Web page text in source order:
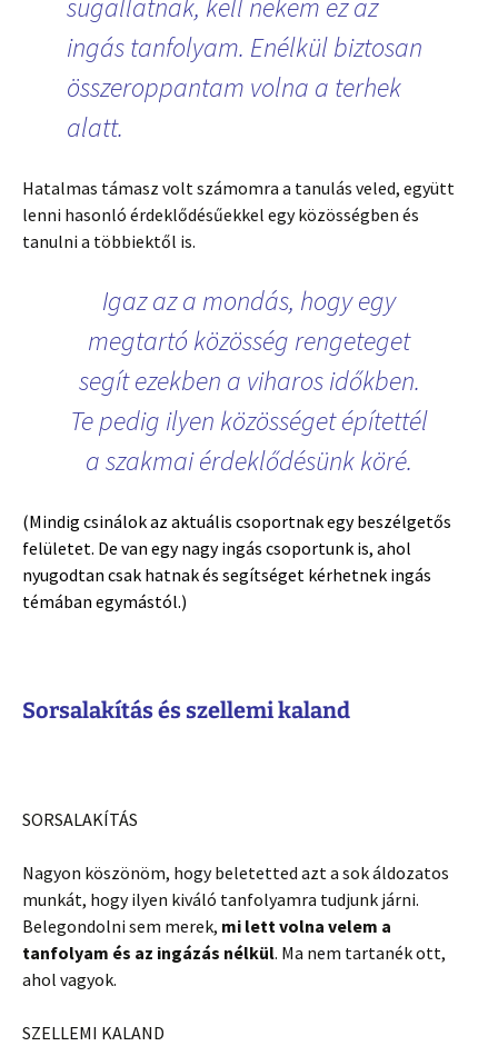
sugallatnak, kell nekem ez az
ingás tanfolyam. Enélkül biztosan
összeroppantam volna a terhek
alatt.
Hatalmas támasz volt számomra a tanulás veled, együtt
lenni hasonló érdeklődésűekkel egy közösségben és
tanulni a többiektől is.
Igaz az a mondás, hogy egy
megtartó közösség rengeteget
segít ezekben a viharos időkben.
Te pedig ilyen közösséget építettél
a szakmai érdeklődésünk köré.
(Mindig csinálok az aktuális csoportnak egy beszélgetős
felületet. De van egy nagy ingás csoportunk is, ahol
nyugodtan csak hatnak és segítséget kérhetnek ingás
témában egymástól.)
Sorsalakítás és szellemi kaland
SORSALAKÍTÁS
Nagyon köszönöm, hogy beletetted azt a sok áldozatos
munkát, hogy ilyen kiváló tanfolyamra tudjunk járni.
Belegondolni sem merek, mi lett volna velem a
tanfolyam és az ingázás nélkül. Ma nem tartanék ott,
ahol vagyok.
SZELLEMI KALAND